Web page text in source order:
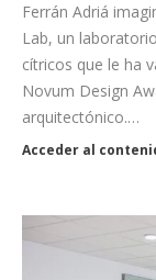
Ferrán Adriá
Lab, un
cítricos que le ha
Novum Design
arquitectónico.…
Acceder al